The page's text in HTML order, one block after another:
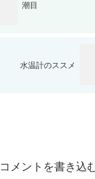
潮目
水温計のススメ
コメントを書き込